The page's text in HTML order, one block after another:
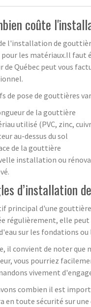
coûte
l'installation de
les matériaux.Il faut
de Québec peut vous
de pose de gouttières
de la gouttière
utilisé (PVC, zinc,
au-dessus du sol
de la gouttière
installation ou
d’installation
principal d'une
régulièrement, elle peut
sur les fondations
il convient de noter que
vous pourriez
vivement
combien il est
en toute sécurité sur